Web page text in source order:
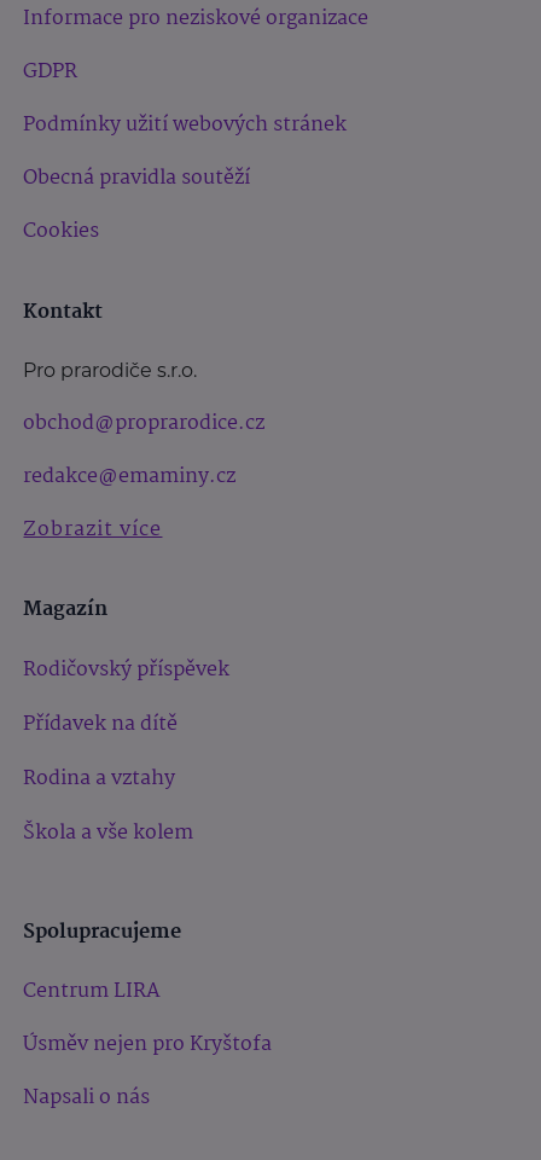
Informace pro neziskové organizace
GDPR
Podmínky užití webových stránek
Obecná pravidla soutěží
Cookies
Kontakt
Pro prarodiče s.r.o.
obchod@proprarodice.cz
redakce@emaminy.cz
Zobrazit více
Magazín
Rodičovský příspěvek
Přídavek na dítě
Rodina a vztahy
Škola a vše kolem
Spolupracujeme
Centrum LIRA
Úsměv nejen pro Kryštofa
Napsali o nás